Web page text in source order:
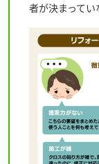
者が決まってい